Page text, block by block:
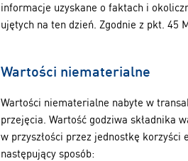
informacje uzyskane o faktach i
ujętych na ten dzień. Zgodnie z pkt. 45
Wartości niematerialne
Wartości niematerialne nabyte w
przejęcia. Wartość godziwa składnika
w przyszłości przez jednostkę
następujący sposób: